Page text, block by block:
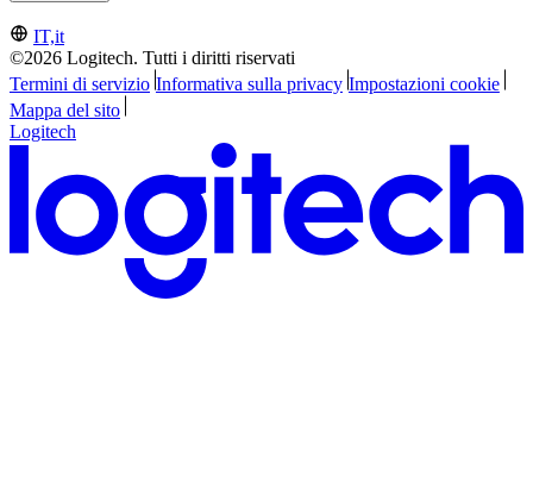
IT,it
©2026 Logitech. Tutti i diritti riservati
Termini di servizio Informativa sulla privacy Impostazioni cookie
Mappa del sito
Logitech